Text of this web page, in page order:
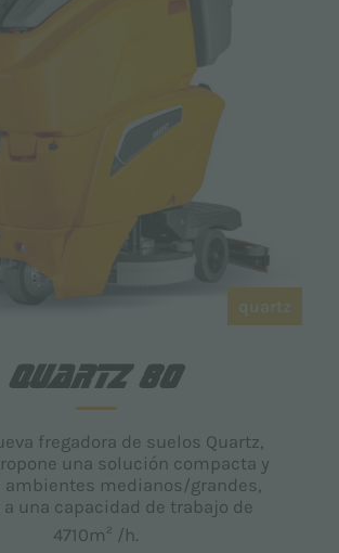
quartz
QUARTZ 80
fregadora de suelos Quartz,
una solución compacta y
ambientes medianos/grandes,
una capacidad de trabajo de
4710m 2 /h.